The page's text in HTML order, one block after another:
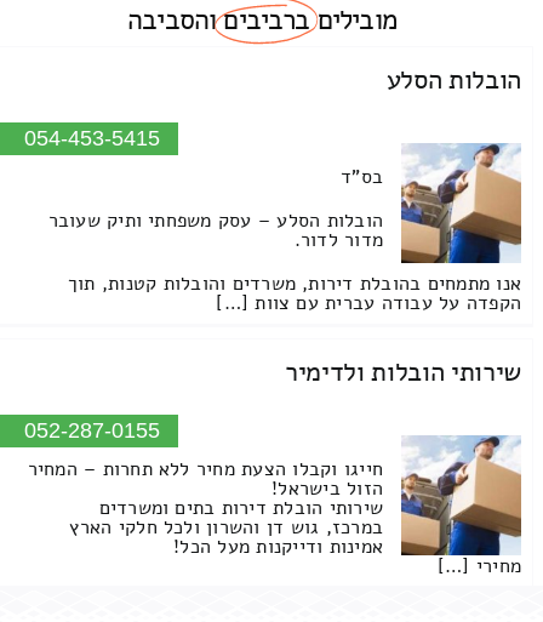
מוביליםברביביםוהסביבה
הובלות הסלע
054-453-5415
בס"ד
הובלות הסלע – עסק משפחתי ותיק שעובר
מדור לדור.
אנו מתמחים בהובלת דירות, משרדים והובלות קטנות, תוך
הקפדה על עבודה עברית עם צוות […]
שירותי הובלות ולדימיר
052-287-0155
חייגו וקבלו הצעת מחיר ללא תחרות – המחיר
הזול בישראל!
שירותי הובלת דירות בתים ומשרדים
במרכז, גוש דן והשרון ולכל חלקי הארץ
אמינות ודייקנות מעל הכל!
מחירי […]